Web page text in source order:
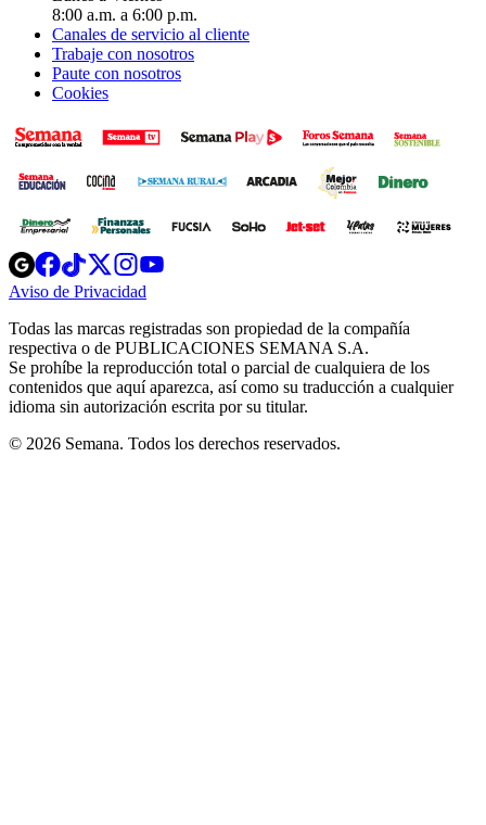
8:00 a.m. a 6:00 p.m.
Canales de servicio al cliente
Trabaje con nosotros
Paute con nosotros
Cookies
Opens
in
new
Opens
in
new
Opens
in
new
window
Opens
new
windowwindow
Aviso de Privacidad
new
window
Todas las marcas registradas son propiedad de la compañía
respectiva o de PUBLICACIONES SEMANA S.A.
Se prohíbe la reproducción total o parcial de cualquiera de los
contenidos que aquí aparezca, así como su traducción a cualquier
idioma sin autorización escrita por su titular.
© 2026 Semana. Todos los derechos reservados.